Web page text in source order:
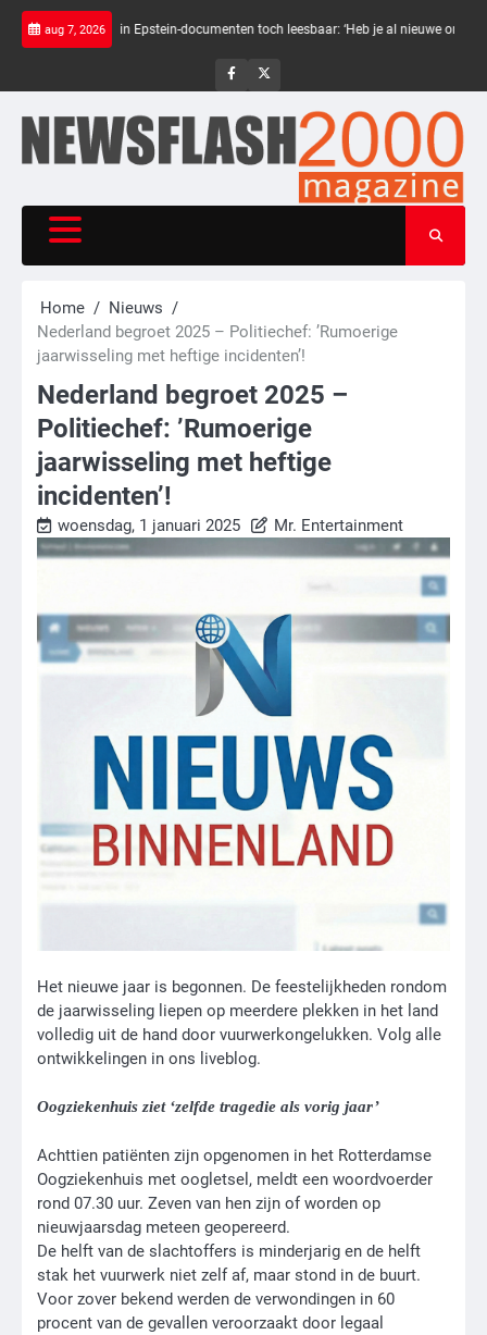
Skip
aug 7, 2026
balken in Epstein-documenten toch leesbaar: ‘Heb je al nieuwe ongepaste
NewsFlash
Home
Nieuws
Nederland begroet 2025 – Politiechef: ’Rumoerige
jaarwisseling met heftige incidenten’!
Nederland begroet 2025 –
Politiechef: ’Rumoerige
jaarwisseling met heftige
incidenten’!
woensdag, 1 januari 2025 Mr. Entertainment
Het nieuwe jaar is begonnen. De feestelijkheden rondom
de jaarwisseling liepen op meerdere plekken in het land
volledig uit de hand door vuurwerkongelukken. Volg alle
ontwikkelingen in ons liveblog.
Oogziekenhuis ziet ‘zelfde tragedie als vorig jaar’
Achttien patiënten zijn opgenomen in het Rotterdamse
Oogziekenhuis met oogletsel, meldt een woordvoerder
rond 07.30 uur. Zeven van hen zijn of worden op
nieuwjaarsdag meteen geopereerd.
De helft van de slachtoffers is minderjarig en de helft
stak het vuurwerk niet zelf af, maar stond in de buurt.
Voor zover bekend werden de verwondingen in 60
procent van de gevallen veroorzaakt door legaal